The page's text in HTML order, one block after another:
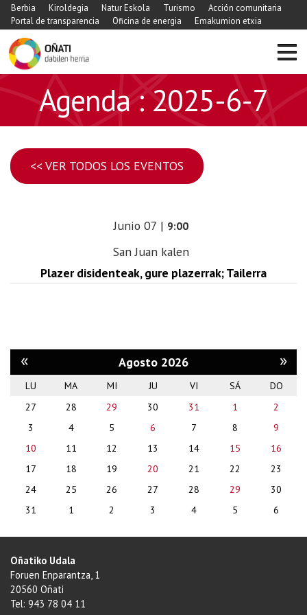
Berbia Kiroldegia Natur Eskola Turismo
Acción comunitaria
Portal de transparencia
Oficina de energia Emakumion etxia
Agenda : 2025-6-7
<< VER TODOS LOS EVENTOS
Junio 07 | 9:00
San Juan kalen
Plazer disidenteak, gure plazerrak; Tailerra
« Agosto 2026 »
month-
LU MA MI JU VI SÁ
DO
27
28 29 30 31 1
2
3
4 5 6 7 8
9
10
11 12 13 14 15
16
17
18 19 20 21 22
23
24
25 26 27 28 29
30
31
1 2 3 4 5 6
Oñatiko Udala
Foruen Enparantza, 1
20560 Oñati
Tel: 943 78 04 11